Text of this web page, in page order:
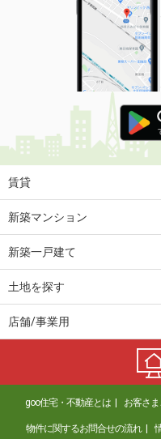
賃貸
新築マンション
新築一戸建て
土地を探す
店舗/事業用
goo住宅・不動産とは お客さ
物件に関するお問合せの流れ